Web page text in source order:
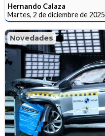
Hernando Calaza
Martes, 2 de diciembre de 2025
Novedades